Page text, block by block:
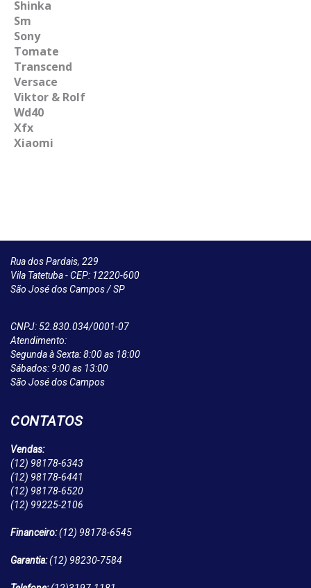
Shinka
Sm
Sony
Tomate
Transcend
Versace
Viktor & Rolf
Wd40
Xfx
Xiaomi
Rua dos Pardais, 229
Vila Tatetuba - CEP: 12220-600
São José dos Campos / SP
CNPJ: 52.830.034/0001-07
Atendimento:
Segunda à Sexta: 8:00 as 18:00
Sábados: 9:00 as 13:00
São José dos Campos
CONTATOS
Vendas:
(12) 98178-6343
(12) 98178-6441
(12) 98178-6520
(12) 99225-2106
Financeiro:(12) 98178-6545
Garantia:(12) 98230-7584